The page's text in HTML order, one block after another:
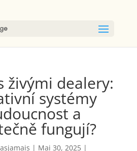
živými dealery:
systémy
a
fungují?
| Mai 30, 2025|